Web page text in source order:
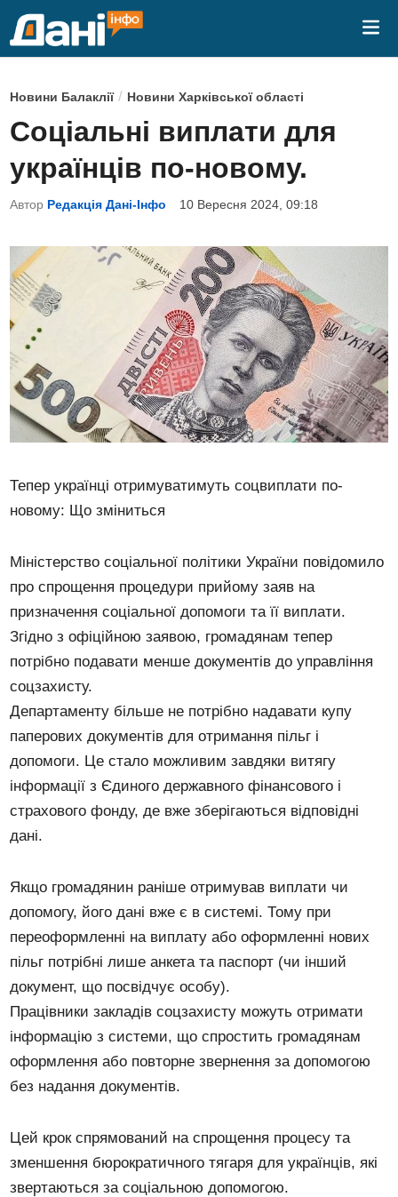
P
o
s
t
i
n
Новини Балаклії/ Новини Харківської області
Соціальні виплати для
українців по-новому.
Автор Редакція Дані-Інфо 10 Вересня 2024, 09:18
Тепер українці отримуватимуть соцвиплати по-
новому: Що зміниться
Міністерство соціальної політики України повідомило
про спрощення процедури прийому заяв на
призначення соціальної допомоги та її виплати.
Згідно з офіційною заявою, громадянам тепер
потрібно подавати менше документів до управління
соцзахисту.
Департаменту більше не потрібно надавати купу
паперових документів для отримання пільг і
допомоги. Це стало можливим завдяки витягу
інформації з Єдиного державного фінансового і
страхового фонду, де вже зберігаються відповідні
дані.
Якщо громадянин раніше отримував виплати чи
допомогу, його дані вже є в системі. Тому при
переоформленні на виплату або оформленні нових
пільг потрібні лише анкета та паспорт (чи інший
документ, що посвідчує особу).
Працівники закладів соцзахисту можуть отримати
інформацію з системи, що спростить громадянам
оформлення або повторне звернення за допомогою
без надання документів.
Цей крок спрямований на спрощення процесу та
зменшення бюрократичного тягаря для українців, які
звертаються за соціальною допомогою.